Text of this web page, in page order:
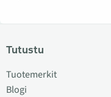
Tutustu
Tuotemerkit
Blogi